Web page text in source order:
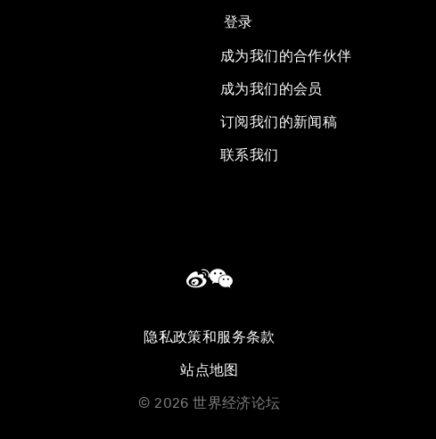
登录
成为我们的合作伙伴
成为我们的会员
订阅我们的新闻稿
联系我们
隐私政策和服务条款
站点地图
© 2026 世界经济论坛